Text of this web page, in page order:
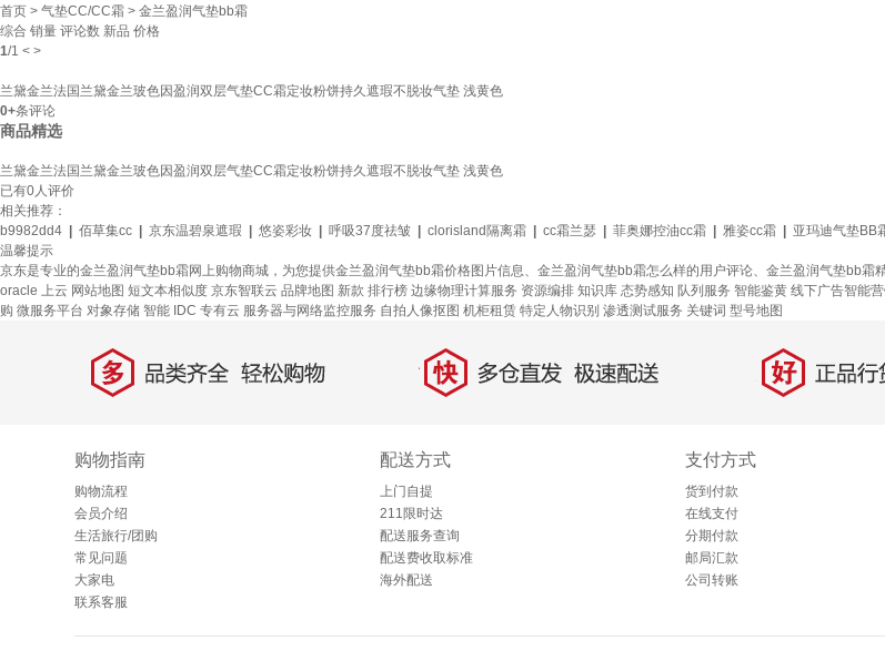
首页 > 气垫CC/CC霜 > 金兰盈润气垫bb霜
综合 销量 评论数 新品 价格
1/1 < >
兰黛金兰法国兰黛金兰玻色因盈润双层气垫CC霜定妆粉饼持久遮瑕不脱妆气垫 浅黄色
0+条评论
商品精选
兰黛金兰法国兰黛金兰玻色因盈润双层气垫CC霜定妆粉饼持久遮瑕不脱妆气垫 浅黄色
已有0人评价
相关推荐：
b9982dd4
佰草集cc 京东温碧泉遮瑕 悠姿彩妆 呼吸37度祛皱 clorisland隔离霜 cc霜兰瑟 菲奥娜控油cc霜 雅姿cc霜 亚玛迪气垫BB
温馨提示
京东是专业的金兰盈润气垫bb霜网上购物商城，为您提供金兰盈润气垫bb霜价格图片信息、金兰盈润气垫bb霜怎么样的用户评论、金兰盈润气垫bb霜
oracle 上云 网站地图 短文本相似度 京东智联云 品牌地图 新款 排行榜 边缘物理计算服务 资源编排 知识库 态势感知 队列服务 智能鉴黄 线下广告智能
购 微服务平台 对象存储 智能 IDC 专有云 服务器与网络监控服务 自拍人像抠图 机柜租赁 特定人物识别 渗透测试服务 关键词 型号地图
多 品类齐全，轻松购物 快 多仓直发，极速配送 好 正品行货
购物指南
购物流程
会员介绍
生活旅行/团购
常见问题
大家电
联系客服
配送方式
上门自提
211限时达
配送服务查询
配送费收取标准
海外配送
支付方式
货到付款
在线支付
分期付款
邮局汇款
公司转账